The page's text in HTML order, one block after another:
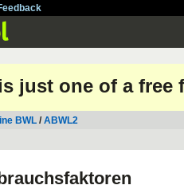
just one of a free
BWL /ABWL2